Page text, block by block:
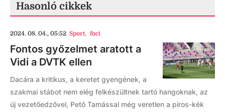
Hasonló cikkek
2024. 08. 04., 05:52 Sport, foci
Fontos győzelmet aratott a
Vidi a DVTK ellen
Dacára a kritikus, a keretet gyengének, a
szakmai stábot nem elég felkészültnek tartó hangoknak, az
új vezetőedzővel, Pető Tamással még veretlen a piros-kék